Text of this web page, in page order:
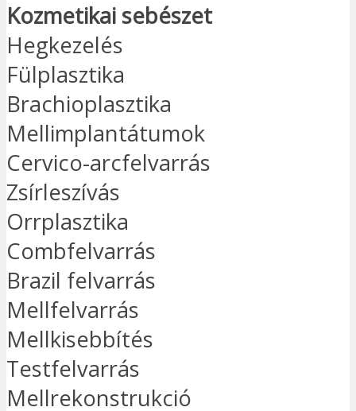
Kozmetikai sebészet
Hegkezelés
Fülplasztika
Brachioplasztika
Mellimplantátumok
Cervico-arcfelvarrás
Zsírleszívás
Orrplasztika
Combfelvarrás
Brazil felvarrás
Mellfelvarrás
Mellkisebbítés
Testfelvarrás
Mellrekonstrukció